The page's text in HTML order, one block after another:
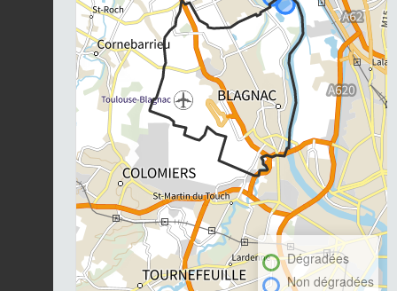
Dégradées
Non dégradées